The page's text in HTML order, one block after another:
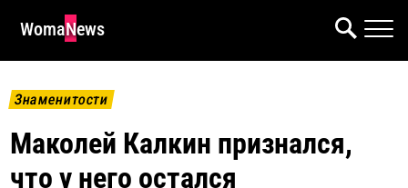
WomaNews
Знаменитости
Маколей Калкин признался,
что у него остался